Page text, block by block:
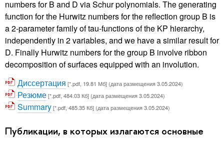
numbers for B and D via Schur polynomials. The generating
function for the Hurwitz numbers for the reflection group B is
a 2-parameter family of tau-functions of the KP hierarchy,
independently in 2 variables, and we have a similar result for
D. Finally Hurwitz numbers for the group B involve ribbon
decomposition of surfaces equipped with an involution.
Диссертация [*.pdf, 19.81 Мб] (дата размещения 3.05.2024)
Резюме[*.pdf, 484.03 Кб] (дата размещения 3.05.2024)
Summary[*.pdf, 485.35 Кб] (дата размещения 3.05.2024)
Публикации, в которых излагаются основные